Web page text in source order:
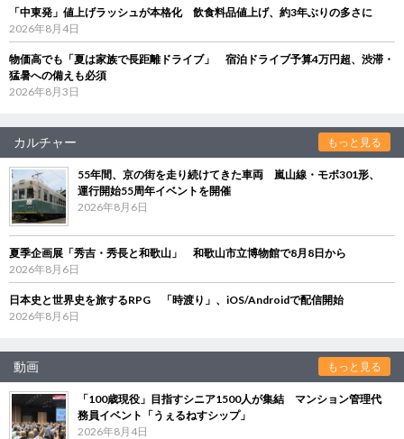
「中東発」値上げラッシュが本格化 飲食料品値上げ、約3年ぶりの多さに
2026年8月4日
物価高でも「夏は家族で長距離ドライブ」 宿泊ドライブ予算4万円超、渋滞・
猛暑への備えも必須
2026年8月3日
カルチャー もっと見る
55年間、京の街を走り続けてきた車両 嵐山線・モボ301形、
運行開始55周年イベントを開催
2026年8月6日
夏季企画展「秀吉・秀長と和歌山」 和歌山市立博物館で8月8日から
2026年8月6日
日本史と世界史を旅するRPG 「時渡り」、iOS/Androidで配信開始
2026年8月6日
動画 もっと見る
「100歳現役」目指すシニア1500人が集結 マンション管理代
務員イベント「うぇるねすシップ」
2026年8月4日